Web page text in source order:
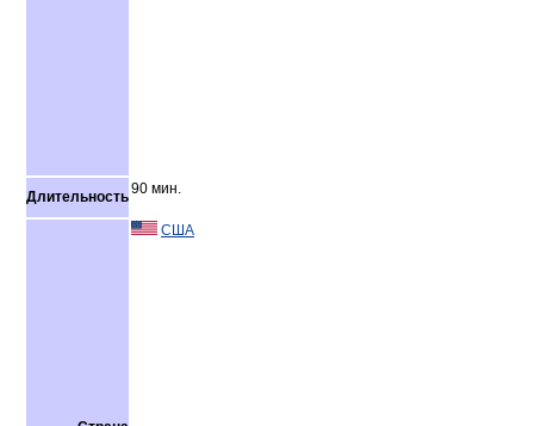
Длительность90 мин.
США